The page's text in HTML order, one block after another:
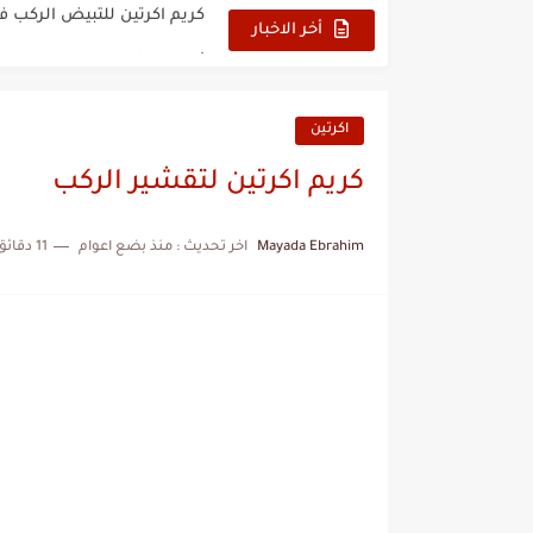
أخر الاخبار أسرع مشروب لحرق دهون
تجربتي مع كريم ميلانو فري
اكرتين
كريم اكرتين لتقشير الركب
Mayada Ebrahim اخر تحديث : منذ بضع اعوام 11 دقائق للقراءة